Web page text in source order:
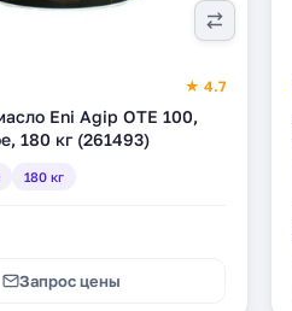
★ 4.7
Eni Agip OTE 100,
180 кг (261493)
180 кг
Запрос цены